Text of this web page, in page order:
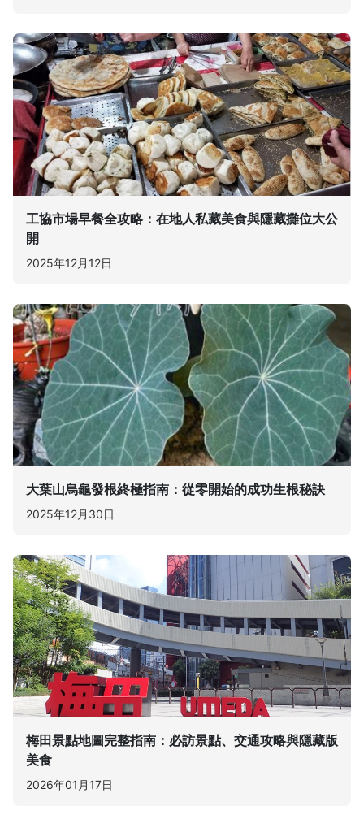
工協市場早餐全攻略：在地人私藏美食與隱藏攤位大公
開
2025年12月12日
大葉山烏龜發根終極指南：從零開始的成功生根秘訣
2025年12月30日
梅田景點地圖完整指南：必訪景點、交通攻略與隱藏版
美食
2026年01月17日